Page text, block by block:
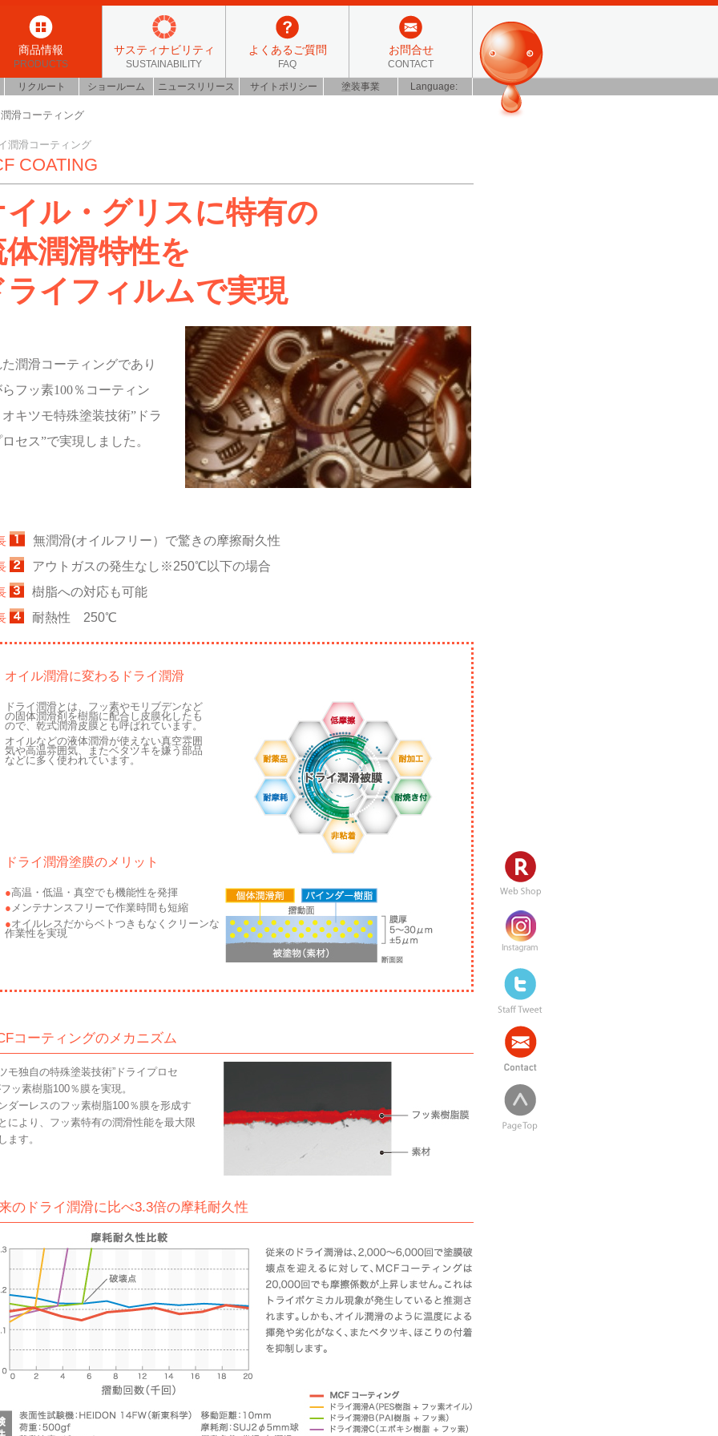
商品情報
PRODUCTS
サスティナビリティ
SUSTAINABILITY
よくあるご質問
FAQ
お問合せ
CONTACT
リクルート ショールーム ニュースリリース サイトポリシー 塗装事業 Language:
滑コーティング
潤滑コーティング
COATING
イル・グリスに特有の
体潤滑特性を
ライフィルムで実現
潤滑コーティングであり
フッ素100％コーティン
キツモ特殊塗装技術”ドラ
セス”で実現しました。
無潤滑(オイルフリー）で驚きの摩擦耐久性
アウトガスの発生なし※250℃以下の場合
樹脂への対応も可能
耐熱性 250℃
オイル潤滑に変わるドライ潤滑
ドライ潤滑とは、フッ素やモリブデンなど
の固体潤滑剤を樹脂に配合し皮膜化したも
ので、乾式潤滑皮膜とも呼ばれています。
オイルなどの液体潤滑が使えない真空雰囲
気や高温雰囲気、またベタツキを嫌う部品
などに多く使われています。
ドライ潤滑塗膜のメリット
高温・低温・真空でも機能性を発揮
メンテナンスフリーで作業時間も短縮
オイルレスだからベトつきもなくクリーンな
作業性を実現
コーティングのメカニズム
モ独自の特殊塗装技術”ドライプロセ
ッ素樹脂100％膜を実現。
ダーレスのフッ素樹脂100％膜を形成す
により、フッ素特有の潤滑性能を最大限
ます。
のドライ潤滑に比べ3.3倍の摩耗耐久性